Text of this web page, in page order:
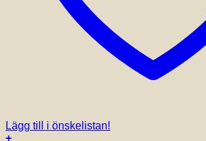
Lägg till i önskelistan!
+